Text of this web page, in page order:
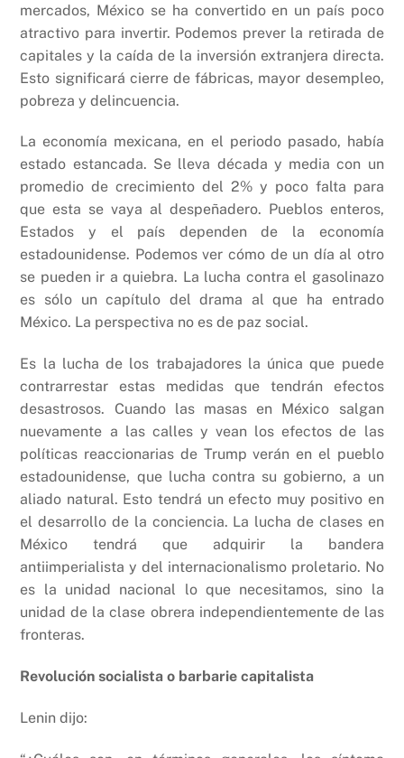
mercados, México se ha convertido en un país poco
atractivo para invertir. Podemos prever la retirada de
capitales y la caída de la inversión extranjera directa.
Esto significará cierre de fábricas, mayor desempleo,
pobreza y delincuencia.
La economía mexicana, en el periodo pasado, había
estado estancada. Se lleva década y media con un
promedio de crecimiento del 2% y poco falta para
que esta se vaya al despeñadero. Pueblos enteros,
Estados y el país dependen de la economía
estadounidense. Podemos ver cómo de un día al otro
se pueden ir a quiebra. La lucha contra el gasolinazo
es sólo un capítulo del drama al que ha entrado
México. La perspectiva no es de paz social.
Es la lucha de los trabajadores la única que puede
contrarrestar estas medidas que tendrán efectos
desastrosos. Cuando las masas en México salgan
nuevamente a las calles y vean los efectos de las
políticas reaccionarias de Trump verán en el pueblo
estadounidense, que lucha contra su gobierno, a un
aliado natural. Esto tendrá un efecto muy positivo en
el desarrollo de la conciencia. La lucha de clases en
México tendrá que adquirir la bandera
antiimperialista y del internacionalismo proletario. No
es la unidad nacional lo que necesitamos, sino la
unidad de la clase obrera independientemente de las
fronteras.
Revolución socialista o barbarie capitalista
Lenin dijo: